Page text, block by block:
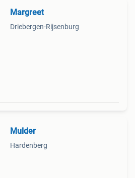
Margreet
Driebergen-Rijsenburg
Mulder
Hardenberg